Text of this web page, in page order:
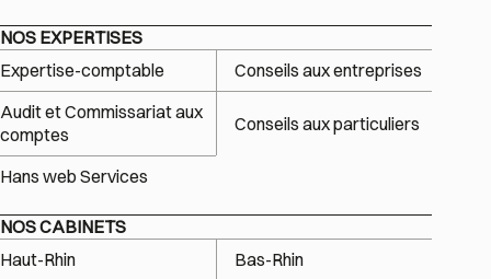
NOS EXPERTISES
Expertise-comptable
Conseils aux entreprises
Audit et Commissariat aux
comptes
Conseils aux particuliers
Hans web Services
NOS CABINETS
Haut-Rhin
Bas-Rhin